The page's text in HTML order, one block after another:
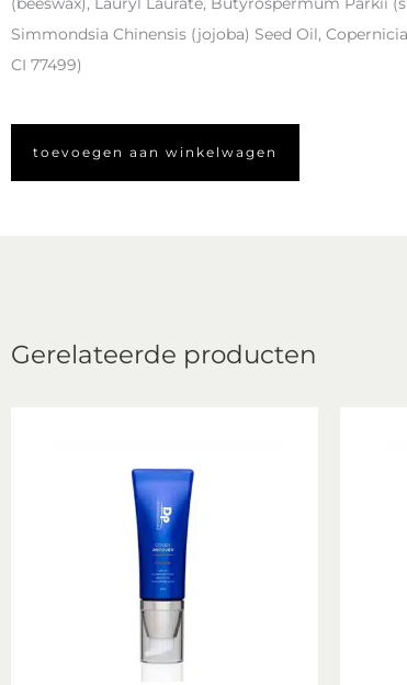
Simmondsia Chinensis (jojoba) Seed Oil,
CI 77499)
toevoegen aan winkelwagen
Gerelateerde producten